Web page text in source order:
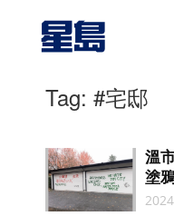
Tag: #宅邸
溫
塗